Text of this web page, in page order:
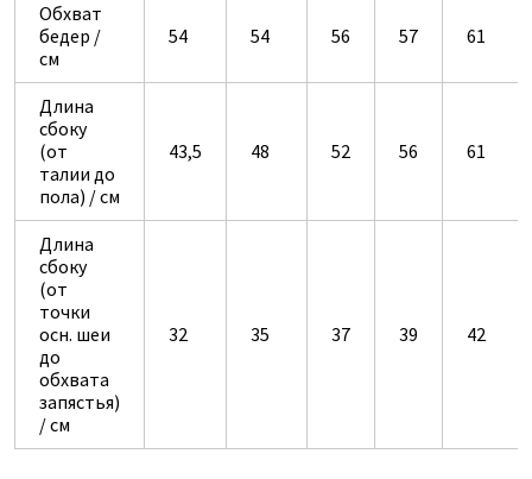
Обхват
бедер /
см
54 54 56 57 61
Длина
сбоку
(от
талии до
пола) / см
43,5 48 52 56 61
Длина
сбоку
(от
точки
осн. шеи
до
обхвата
запястья)
/ см
32 35 37 39 42